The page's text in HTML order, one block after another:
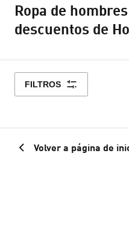
Ropa de
descuentos de
FILTROS
Volver a página de